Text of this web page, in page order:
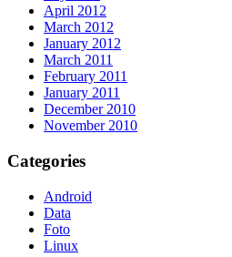
April 2012
March 2012
January 2012
March 2011
February 2011
January 2011
December 2010
November 2010
Categories
Android
Data
Foto
Linux